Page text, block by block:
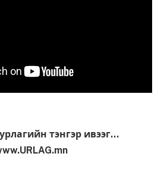
тэнгэр ивээг…